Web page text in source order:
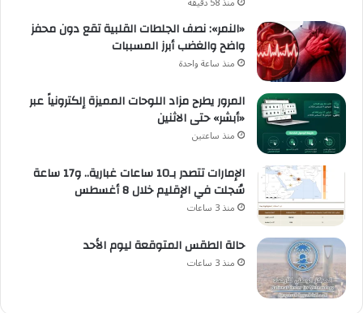
«النمر»: نصف الجلطات القلبية تقع دون محفز
واضح والغضب أبرز المسببات
منذ ساعة واحدة
المرور يطرح مزاد اللوحات المميزة إلكترونياً عبر
«أبشر» حتى الاثنين
منذ ساعتين
الإمارات تتصدر بـ10 ساعات غبارية.. و17 ساعة
سُجلت في الإقليم خلال 8 أغسطس
منذ 3 ساعات
حالة الطقس المتوقعة ليوم الأحد
منذ 3 ساعات